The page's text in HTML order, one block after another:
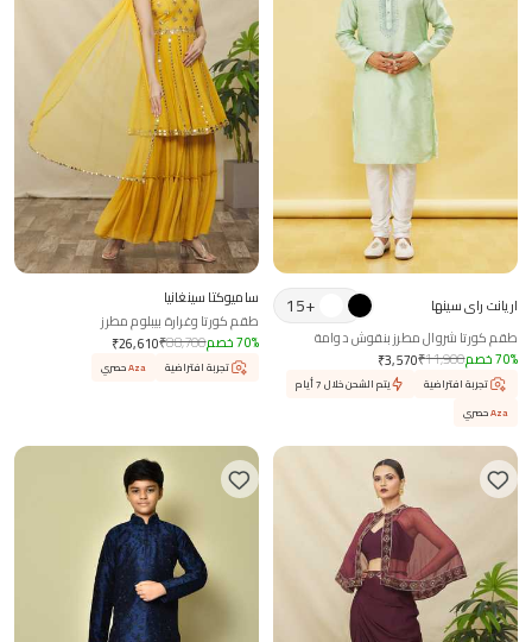
اريانت راي سينها +
15
طقم كورتا شروال مطرز بنقوش دوامة
₹3,570₹11,900 70% خصم
تجربة افتراضية
يتم الشحن خلال 7 أيام
Azaحصري
ساميوكتا سينغانيا
طقم كورتا وغرارة بيبلوم مطرز
₹26,610₹88,700 70% خصم
تجربة افتراضية Azaحصري